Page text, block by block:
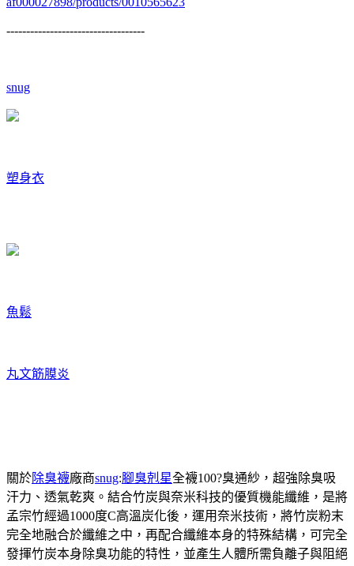
-----------------------------------
snug
塑身衣
魚鬆
丸文筋膜炎
關於除臭襪廠商snug:腳臭剋星全襪100?臭通紗，超強除臭吸
汗力、透氣乾爽。結合竹炭與奈米科技的優質機能纖維，是將
孟宗竹經過1000度C高溫炭化後，運用奈米技術，將竹炭粉末
完全地融合於纖維之中，再配合纖維本身的特殊結構，可完全
發揮竹炭本身除臭功能的特性，並產生人體所需負離子與阻絕